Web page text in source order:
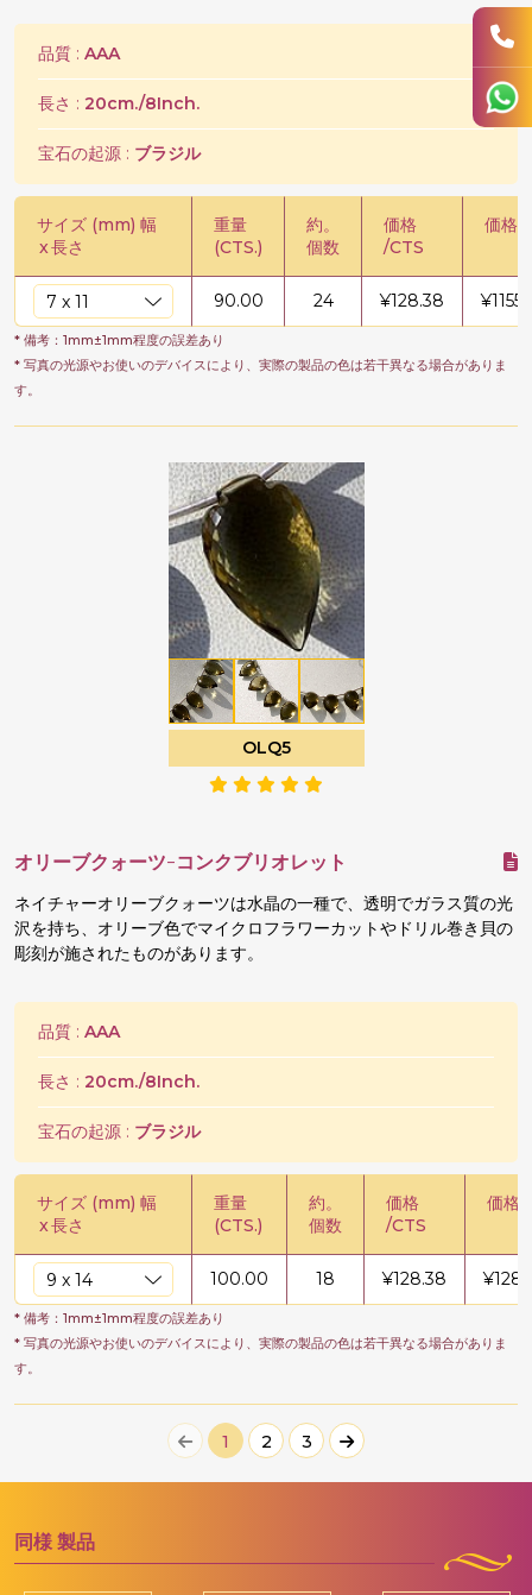
品質 : AAA
長さ : 20cm./8Inch.
宝石の起源 : ブラジル
サイズ (mm) 幅
x長さ
重量
(CTS.)
約。
個数
価格
/CTS
価格 /
90.00 24 ¥128.38 ¥
* 備考：1mm±1mm程度の誤差あり
* 写真の光源やお使いのデバイスにより、実際の製品の色は若干異なる場合がありま
す。
OLQ5
オリーブクォーツ-コンクブリオレット
ネイチャーオリーブクォーツは水晶の一種で、透明でガラス質の光
沢を持ち、オリーブ色でマイクロフラワーカットやドリル巻き貝の
彫刻が施されたものがあります。
品質 : AAA
長さ : 20cm./8Inch.
宝石の起源 : ブラジル
サイズ (mm) 幅
x長さ
重量
(CTS.)
約。
個数
価格
/CTS
価格
100.00 18 ¥128.38 ¥
* 備考：1mm±1mm程度の誤差あり
* 写真の光源やお使いのデバイスにより、実際の製品の色は若干異なる場合がありま
す。
1 2 3
同様 製品